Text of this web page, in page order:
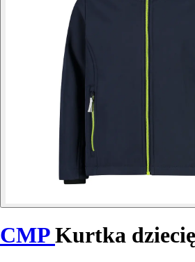
CMPKurtka